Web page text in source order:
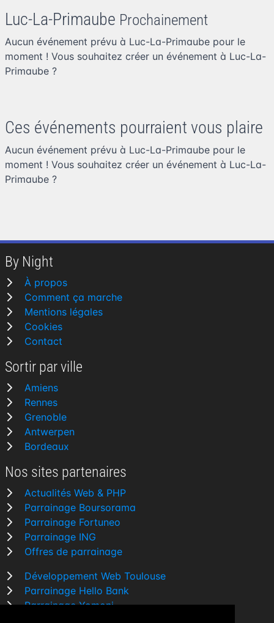
Luc-La-Primaube Prochainement
Aucun événement prévu à Luc-La-Primaube pour le
moment ! Vous souhaitez créer un événement à Luc-La-
Primaube ?
Ces événements pourraient vous plaire
Aucun événement prévu à Luc-La-Primaube pour le
moment ! Vous souhaitez créer un événement à Luc-La-
Primaube ?
By Night
À propos
Comment ça marche
Mentions légales
Cookies
Contact
Sortir par ville
Amiens
Rennes
Grenoble
Antwerpen
Bordeaux
Nos sites partenaires
Actualités Web & PHP
Parrainage Boursorama
Parrainage Fortuneo
Parrainage ING
Offres de parrainage
Développement Web Toulouse
Parrainage Hello Bank
Parrainage Yomoni